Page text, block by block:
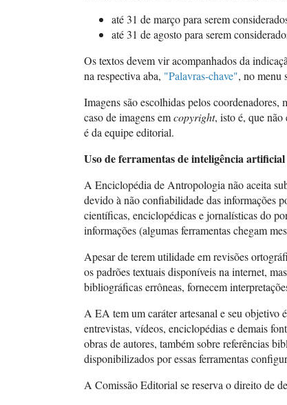
até 31 de março para serem
até 31 de agosto para serem
Os textos devem vir acompanhados da
na respectiva aba, "Palavras-chave", no menu
Imagens são escolhidas pelos coordenadores,
caso de imagens emcopyright, isto é, que
é da equipe editorial.
Uso de ferramentas de inteligência artificial
A Enciclopédia de Antropologia não aceita
devido à não confiabilidade das informações
científicas, enciclopédicas e jornalísticas do
informações (algumas ferramentas chegam
Apesar de terem utilidade em revisões
os padrões textuais disponíveis na internet,
bibliográficas errôneas, fornecem
A EA tem um caráter artesanal e seu objetivo
entrevistas, vídeos, enciclopédias e demais
obras de autores, também sobre referências
disponibilizados por essas ferramentas
A Comissão Editorial se reserva o direito de